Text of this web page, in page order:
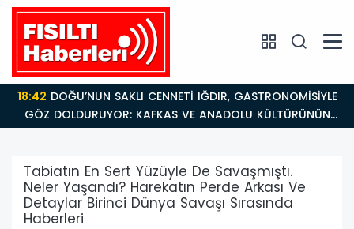
18:42
GÖZ DOLDURUYOR: KAFKAS VE ANADOLU KÜLTÜRÜNÜN
BULUŞMA NOKTASI
Tabiatın En Sert Yüzüyle De Savaşmıştı.
Neler Yaşandı? Harekatın Perde Arkası Ve
Detaylar Birinci Dünya Savaşı Sırasında
Haberleri